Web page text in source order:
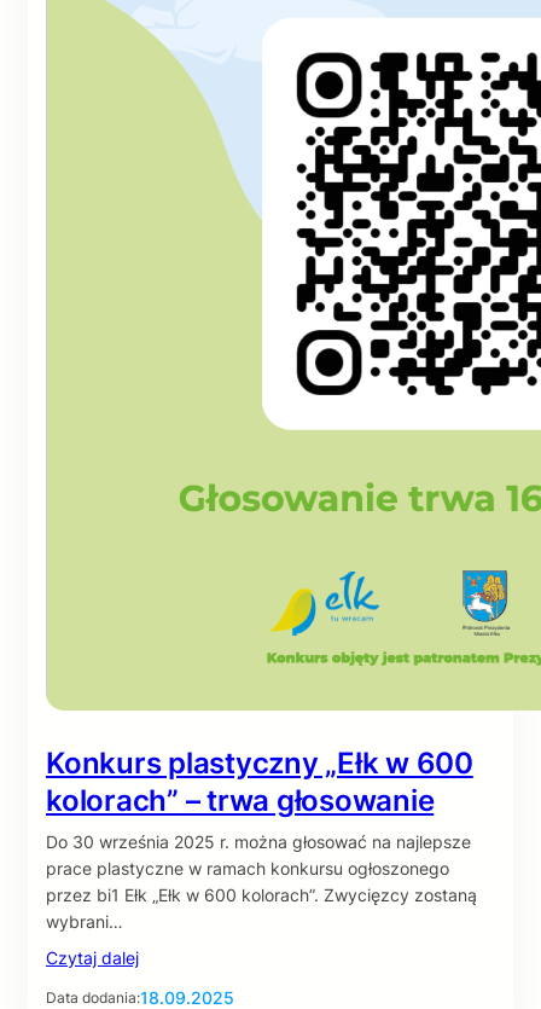
Konkurs plastyczny „Ełk w 600
kolorach” – trwa głosowanie
Do 30 września 2025 r. można głosować na najlepsze
prace plastyczne w ramach konkursu ogłoszonego
przez bi1 Ełk „Ełk w 600 kolorach”. Zwycięzcy zostaną
wybrani…
Czytaj dalej
Data dodania:18.09.2025